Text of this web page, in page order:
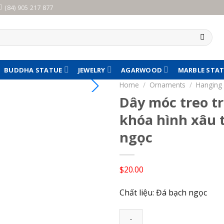
(84) 905 217 877
BUDDHA STATUE JEWELRY AGARWOOD MARBLE
Home / Ornaments /
Dây móc treo
khóa hình xâu
ngọc
$20.00
Chất liệu: Đá bạch ngọc